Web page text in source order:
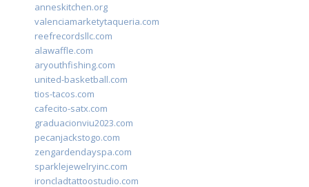
anneskitchen.org
valenciamarketytaqueria.com
reefrecordsllc.com
alawaffle.com
aryouthfishing.com
united-basketball.com
tios-tacos.com
cafecito-satx.com
graduacionviu2023.com
pecanjackstogo.com
zengardendayspa.com
sparklejewelryinc.com
ironcladtattoostudio.com